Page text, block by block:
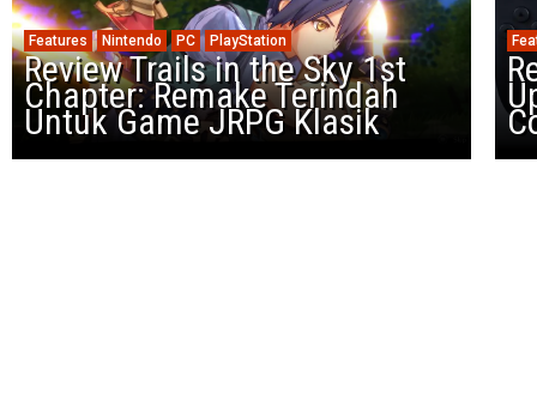
Features Nintendo PC PlayStation
Review Trails in the Sky 1st
Chapter: Remake Terindah
Untuk Game JRPG Klasik